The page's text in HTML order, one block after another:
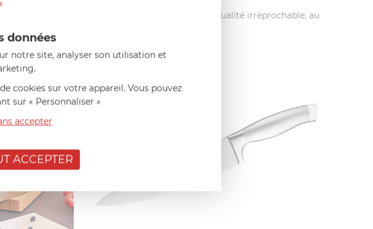
et met à votre disposition des produits d’une qualité irréprochable, au
données
notre site, analyser son utilisation et
cookies sur votre appareil. Vous pouvez
sur « Personnaliser »
accepter
ACCEPTER